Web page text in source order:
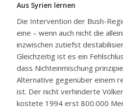
Aus Syrien lernen
Die Intervention der Bush-
eine – wenn auch nicht die
inzwischen zutiefst
Gleichzeitig ist es ein
dass Nichteinmischung
Alternative gegenüber einem
ist. Der nicht verhinderte
kostete 1994 erst 800.000